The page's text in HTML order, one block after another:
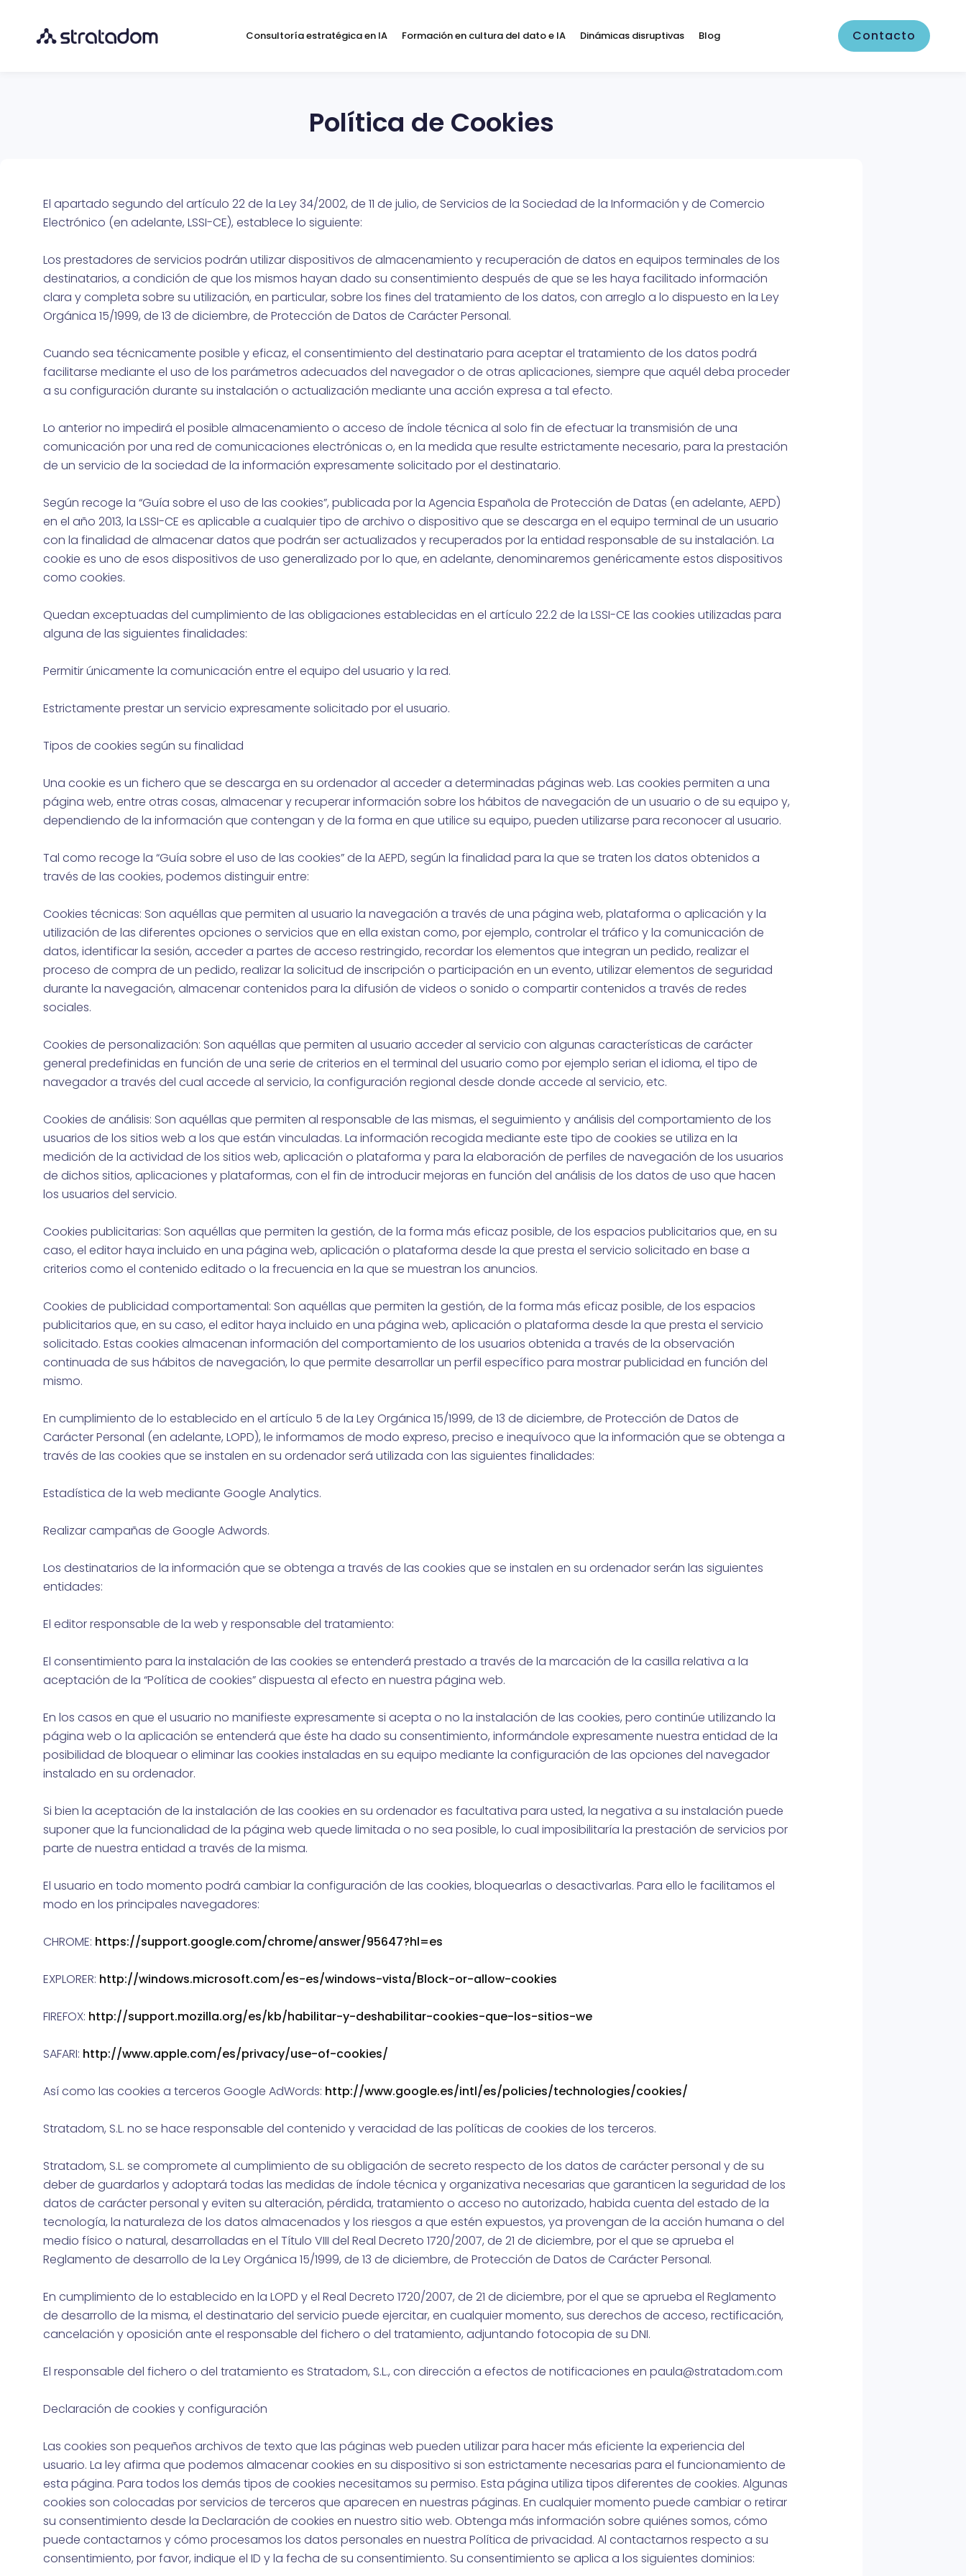
Consultoría estratégica en IA Formación en cultura del dato e IA Dinámicas disruptivas Blog Contacto
Política de Cookies
El apartado segundo del artículo 22 de la Ley 34/2002, de 11 de julio, de Servicios de la Sociedad de la Información y de Comercio
Electrónico (en adelante, LSSI-CE), establece lo siguiente:
Los prestadores de servicios podrán utilizar dispositivos de almacenamiento y recuperación de datos en equipos terminales de los
destinatarios, a condición de que los mismos hayan dado su consentimiento después de que se les haya facilitado información
clara y completa sobre su utilización, en particular, sobre los fines del tratamiento de los datos, con arreglo a lo dispuesto en la Ley
Orgánica 15/1999, de 13 de diciembre, de Protección de Datos de Carácter Personal.
Cuando sea técnicamente posible y eficaz, el consentimiento del destinatario para aceptar el tratamiento de los datos podrá
facilitarse mediante el uso de los parámetros adecuados del navegador o de otras aplicaciones, siempre que aquél deba proceder
a su configuración durante su instalación o actualización mediante una acción expresa a tal efecto.
Lo anterior no impedirá el posible almacenamiento o acceso de índole técnica al solo fin de efectuar la transmisión de una
comunicación por una red de comunicaciones electrónicas o, en la medida que resulte estrictamente necesario, para la prestación
de un servicio de la sociedad de la información expresamente solicitado por el destinatario.
Según recoge la “Guía sobre el uso de las cookies”, publicada por la Agencia Española de Protección de Datas (en adelante, AEPD)
en el año 2013, la LSSI-CE es aplicable a cualquier tipo de archivo o dispositivo que se descarga en el equipo terminal de un usuario
con la finalidad de almacenar datos que podrán ser actualizados y recuperados por la entidad responsable de su instalación. La
cookie es uno de esos dispositivos de uso generalizado por lo que, en adelante, denominaremos genéricamente estos dispositivos
como cookies.
Quedan exceptuadas del cumplimiento de las obligaciones establecidas en el artículo 22.2 de la LSSI-CE las cookies utilizadas para
alguna de las siguientes finalidades:
Permitir únicamente la comunicación entre el equipo del usuario y la red.
Estrictamente prestar un servicio expresamente solicitado por el usuario.
Tipos de cookies según su finalidad
Una cookie es un fichero que se descarga en su ordenador al acceder a determinadas páginas web. Las cookies permiten a una
página web, entre otras cosas, almacenar y recuperar información sobre los hábitos de navegación de un usuario o de su equipo y,
dependiendo de la información que contengan y de la forma en que utilice su equipo, pueden utilizarse para reconocer al usuario.
Tal como recoge la “Guía sobre el uso de las cookies” de la AEPD, según la finalidad para la que se traten los datos obtenidos a
través de las cookies, podemos distinguir entre:
Cookies técnicas: Son aquéllas que permiten al usuario la navegación a través de una página web, plataforma o aplicación y la
utilización de las diferentes opciones o servicios que en ella existan como, por ejemplo, controlar el tráfico y la comunicación de
datos, identificar la sesión, acceder a partes de acceso restringido, recordar los elementos que integran un pedido, realizar el
proceso de compra de un pedido, realizar la solicitud de inscripción o participación en un evento, utilizar elementos de seguridad
durante la navegación, almacenar contenidos para la difusión de videos o sonido o compartir contenidos a través de redes
sociales.
Cookies de personalización: Son aquéllas que permiten al usuario acceder al servicio con algunas características de carácter
general predefinidas en función de una serie de criterios en el terminal del usuario como por ejemplo serian el idioma, el tipo de
navegador a través del cual accede al servicio, la configuración regional desde donde accede al servicio, etc.
Cookies de análisis: Son aquéllas que permiten al responsable de las mismas, el seguimiento y análisis del comportamiento de los
usuarios de los sitios web a los que están vinculadas. La información recogida mediante este tipo de cookies se utiliza en la
medición de la actividad de los sitios web, aplicación o plataforma y para la elaboración de perfiles de navegación de los usuarios
de dichos sitios, aplicaciones y plataformas, con el fin de introducir mejoras en función del análisis de los datos de uso que hacen
los usuarios del servicio.
Cookies publicitarias: Son aquéllas que permiten la gestión, de la forma más eficaz posible, de los espacios publicitarios que, en su
caso, el editor haya incluido en una página web, aplicación o plataforma desde la que presta el servicio solicitado en base a
criterios como el contenido editado o la frecuencia en la que se muestran los anuncios.
Cookies de publicidad comportamental: Son aquéllas que permiten la gestión, de la forma más eficaz posible, de los espacios
publicitarios que, en su caso, el editor haya incluido en una página web, aplicación o plataforma desde la que presta el servicio
solicitado. Estas cookies almacenan información del comportamiento de los usuarios obtenida a través de la observación
continuada de sus hábitos de navegación, lo que permite desarrollar un perfil específico para mostrar publicidad en función del
mismo.
En cumplimiento de lo establecido en el artículo 5 de la Ley Orgánica 15/1999, de 13 de diciembre, de Protección de Datos de
Carácter Personal (en adelante, LOPD), le informamos de modo expreso, preciso e inequívoco que la información que se obtenga a
través de las cookies que se instalen en su ordenador será utilizada con las siguientes finalidades:
Estadística de la web mediante Google Analytics.
Realizar campañas de Google Adwords.
Los destinatarios de la información que se obtenga a través de las cookies que se instalen en su ordenador serán las siguientes
entidades:
El editor responsable de la web y responsable del tratamiento:
El consentimiento para la instalación de las cookies se entenderá prestado a través de la marcación de la casilla relativa a la
aceptación de la “Política de cookies” dispuesta al efecto en nuestra página web.
En los casos en que el usuario no manifieste expresamente si acepta o no la instalación de las cookies, pero continúe utilizando la
página web o la aplicación se entenderá que éste ha dado su consentimiento, informándole expresamente nuestra entidad de la
posibilidad de bloquear o eliminar las cookies instaladas en su equipo mediante la configuración de las opciones del navegador
instalado en su ordenador.
Si bien la aceptación de la instalación de las cookies en su ordenador es facultativa para usted, la negativa a su instalación puede
suponer que la funcionalidad de la página web quede limitada o no sea posible, lo cual imposibilitaría la prestación de servicios por
parte de nuestra entidad a través de la misma.
El usuario en todo momento podrá cambiar la configuración de las cookies, bloquearlas o desactivarlas. Para ello le facilitamos el
modo en los principales navegadores:
CHROME: https://support.google.com/chrome/answer/95647?hl=es
EXPLORER: http://windows.microsoft.com/es-es/windows-vista/Block-or-allow-cookies
FIREFOX: http://support.mozilla.org/es/kb/habilitar-y-deshabilitar-cookies-que-los-sitios-we
SAFARI: http://www.apple.com/es/privacy/use-of-cookies/
Así como las cookies a terceros Google AdWords: http://www.google.es/intl/es/policies/technologies/cookies/
Stratadom, S.L. no se hace responsable del contenido y veracidad de las políticas de cookies de los terceros.
Stratadom, S.L. se compromete al cumplimiento de su obligación de secreto respecto de los datos de carácter personal y de su
deber de guardarlos y adoptará todas las medidas de índole técnica y organizativa necesarias que garanticen la seguridad de los
datos de carácter personal y eviten su alteración, pérdida, tratamiento o acceso no autorizado, habida cuenta del estado de la
tecnología, la naturaleza de los datos almacenados y los riesgos a que estén expuestos, ya provengan de la acción humana o del
medio físico o natural, desarrolladas en el Título VIII del Real Decreto 1720/2007, de 21 de diciembre, por el que se aprueba el
Reglamento de desarrollo de la Ley Orgánica 15/1999, de 13 de diciembre, de Protección de Datos de Carácter Personal.
En cumplimiento de lo establecido en la LOPD y el Real Decreto 1720/2007, de 21 de diciembre, por el que se aprueba el Reglamento
de desarrollo de la misma, el destinatario del servicio puede ejercitar, en cualquier momento, sus derechos de acceso, rectificación,
cancelación y oposición ante el responsable del fichero o del tratamiento, adjuntando fotocopia de su DNI.
El responsable del fichero o del tratamiento es Stratadom, S.L., con dirección a efectos de notificaciones en paula@stratadom.com
Declaración de cookies y configuración
Las cookies son pequeños archivos de texto que las páginas web pueden utilizar para hacer más eficiente la experiencia del
usuario. La ley afirma que podemos almacenar cookies en su dispositivo si son estrictamente necesarias para el funcionamiento de
esta página. Para todos los demás tipos de cookies necesitamos su permiso. Esta página utiliza tipos diferentes de cookies. Algunas
cookies son colocadas por servicios de terceros que aparecen en nuestras páginas. En cualquier momento puede cambiar o retirar
su consentimiento desde la Declaración de cookies en nuestro sitio web. Obtenga más información sobre quiénes somos, cómo
puede contactarnos y cómo procesamos los datos personales en nuestra Política de privacidad. Al contactarnos respecto a su
consentimiento, por favor, indique el ID y la fecha de su consentimiento. Su consentimiento se aplica a los siguientes dominios: